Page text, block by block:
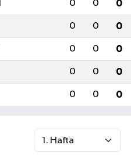
0 0 0
0 0 0
0 0 0
0 0 0
0 0 0